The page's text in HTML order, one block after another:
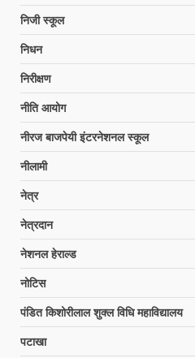
निजी स्कूल
निधन
निरीक्षण
नीति आयोग
नीरज बाजपेयी इंटरनेशनल स्कूल
नीलामी
नेत्र
नेत्रदान
नेशनल हेराल्ड
नोटिस
पंडित किशोरीलाल शुक्ल विधि महाविद्यालय
पटाखा